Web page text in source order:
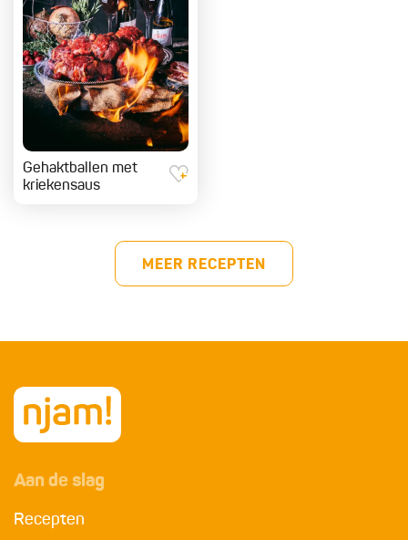
Gehaktballen met
kriekensaus
MEER RECEPTEN
Aan de slag
Recepten